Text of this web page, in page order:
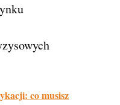
co musisz